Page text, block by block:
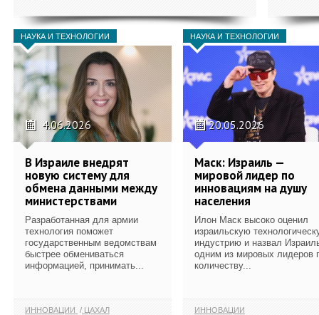
НАУКА И ТЕХНОЛОГИИ
4.06.2026
В Израиле внедрят
новую систему для
обмена данными между
министерствами
Разработанная для армии
технология поможет
государственным ведомствам
быстрее обмениваться
информацией, принимать...
ИННОВАЦИИ ЦАХАЛ
НАУКА И ТЕХНОЛОГИИ
20.05.2026
Маск: Израиль —
мировой лидер по
инновациям на душу
населения
Илон Маск высоко оценил
израильскую
индустрию и назвал
одним из мировых лидеров
количеству...
ИННОВАЦИИ